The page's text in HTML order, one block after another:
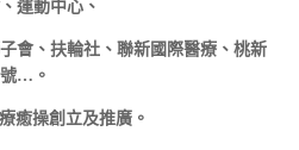
運動中心、
會、扶輪社、聯新國際醫療、桃新
…。
癒操創立及推廣。